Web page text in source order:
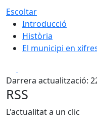
Escoltar
Introducció
Història
El municipi en
Darrera actualització:
RSS
L'actualitat a un clic